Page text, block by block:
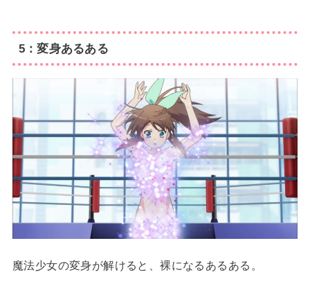
5：変身あるある
魔法少女の変身が解けると、裸になるあるある。